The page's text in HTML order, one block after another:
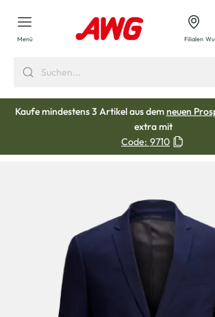
springen
Menü Filialen
Kaufe mindestens 3 Artikel aus demneuen
extra mit
Code: 9710